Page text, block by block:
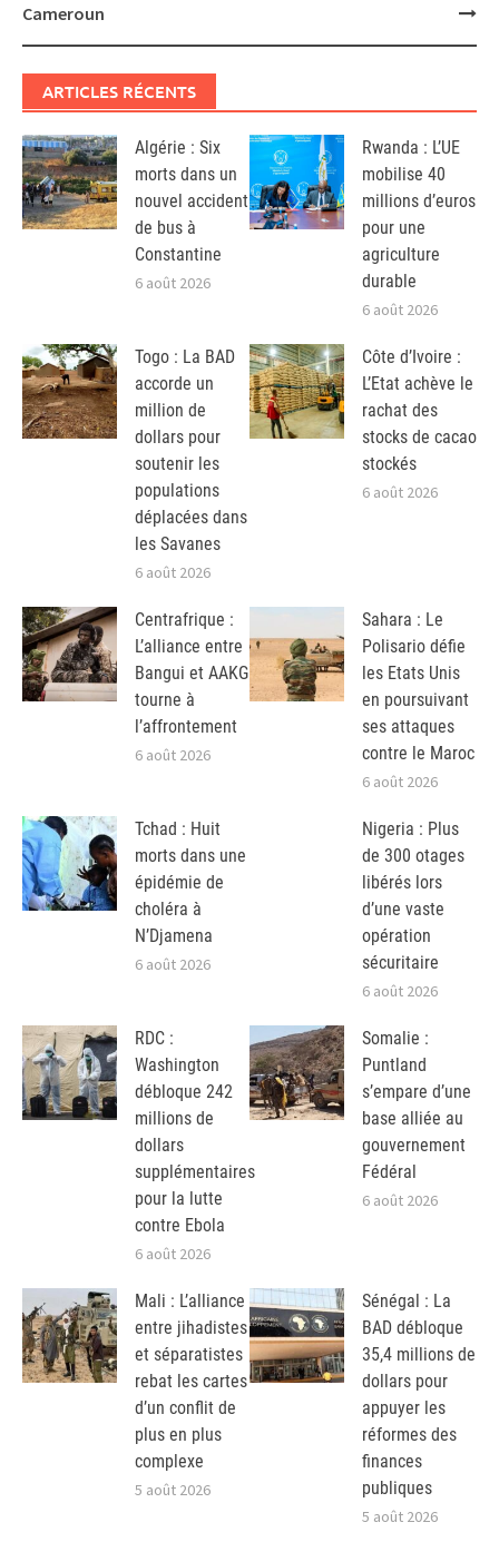
Cameroun
ARTICLES RÉCENTS
Algérie : Six
morts dans un
nouvel accident
de bus à
Constantine
6 août 2026
Rwanda : L’UE
mobilise 40
millions d’euros
pour une
agriculture
durable
6 août 2026
Togo : La BAD
accorde un
million de
dollars pour
soutenir les
populations
déplacées dans
les Savanes
6 août 2026
Côte d’Ivoire :
L’Etat achève le
rachat des
stocks de cacao
stockés
6 août 2026
Centrafrique :
L’alliance entre
Bangui et AAKG
tourne à
l’affrontement
6 août 2026
Sahara : Le
Polisario défie
les Etats Unis
en poursuivant
ses attaques
contre le Maroc
6 août 2026
Tchad : Huit
morts dans une
épidémie de
choléra à
N’Djamena
6 août 2026
Nigeria : Plus
de 300 otages
libérés lors
d’une vaste
opération
sécuritaire
6 août 2026
RDC :
Washington
débloque 242
millions de
dollars
supplémentaires
pour la lutte
contre Ebola
6 août 2026
Somalie :
Puntland
s’empare d’une
base alliée au
gouvernement
Fédéral
6 août 2026
Mali : L’alliance
entre jihadistes
et séparatistes
rebat les cartes
d’un conflit de
plus en plus
complexe
5 août 2026
Sénégal : La
BAD débloque
35,4 millions de
dollars pour
appuyer les
réformes des
finances
publiques
5 août 2026